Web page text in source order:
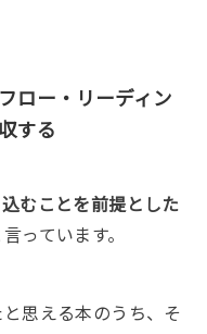
ロー・リーディン
する
むことを前提とした
言っています。
思える本のうち、そ